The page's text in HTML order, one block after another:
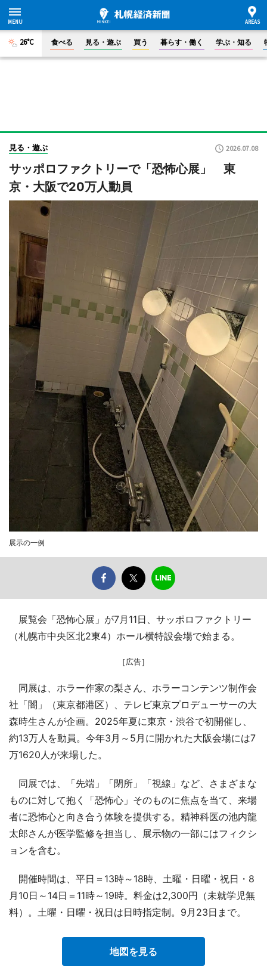
26°C 食べる 見る・遊ぶ 買う 暮らす・働く 学ぶ・知る
見る・遊ぶ 2026.07.08
サッポロファクトリーで「恐怖心展」 東
京・大阪で20万人動員
展示の一例
展覧会「恐怖心展」が7月11日、サッポロファクトリー
（札幌市中央区北2東4）ホール横特設会場で始まる。
［広告］
同展は、ホラー作家の梨さん、ホラーコンテンツ制作会
社「闇」（東京都港区）、テレビ東京プロデューサーの大
森時生さんが企画。2025年夏に東京・渋谷で初開催し、
約13万人を動員。今年3月～5月に開かれた大阪会場には7
万1620人が来場した。
同展では、「先端」「閉所」「視線」など、さまざまな
ものに対して抱く「恐怖心」そのものに焦点を当て、来場
者に恐怖心と向き合う体験を提供する。精神科医の池内龍
太郎さんが医学監修を担当し、展示物の一部にはフィクシ
ョンを含む。
開催時間は、平日＝13時～18時、土曜・日曜・祝日・8
月10日～14日＝11時～19時。料金は2,300円（未就学児無
料）。土曜・日曜・祝日は日時指定制。9月23日まで。
地図を見る